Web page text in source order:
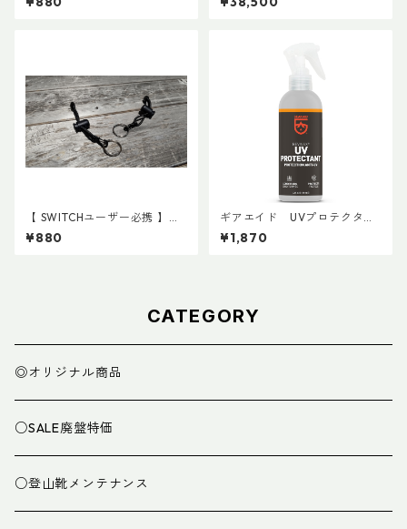
【 SWITCHユーザー必携 】ス
イッチ用アタッチメント(ペア)
¥880
ギアエイド UVプロテクタン
ト
¥1,870
CATEGORY
◎オリジナル商品
○SALE廃盤特価
○登山靴メンテナンス